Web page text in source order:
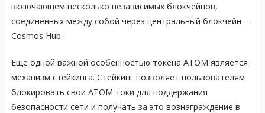
включающем несколько независимых блокчейнов,
соединенных между собой через центральный блокчейн –
Cosmos Hub.
Еще одной важной особенностью токена ATOM является
механизм стейкинга. Стейкинг позволяет пользователям
блокировать свои ATOM токи для поддержания
безопасности сети и получать за это вознаграждение в